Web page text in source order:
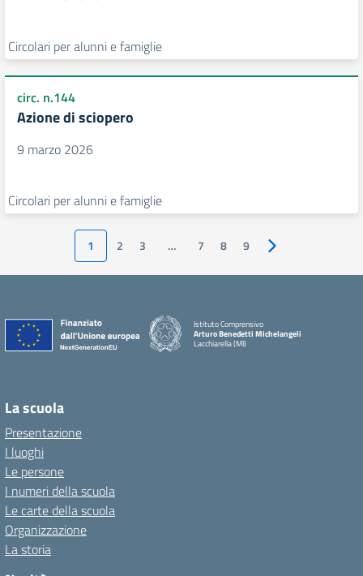
Circolari per alunni e famiglie
circ. n.144
Azione di sciopero
9 marzo 2026
Circolari per alunni e famiglie
1 2 3 … 7 8 9 Pagina successiva
Istituto Comprensivo
Arturo Benedetti Michelangeli
Lacchiarella (MI)
La scuola
Presentazione
I luoghi
Le persone
I numeri della scuola
Le carte della scuola
Organizzazione
La storia